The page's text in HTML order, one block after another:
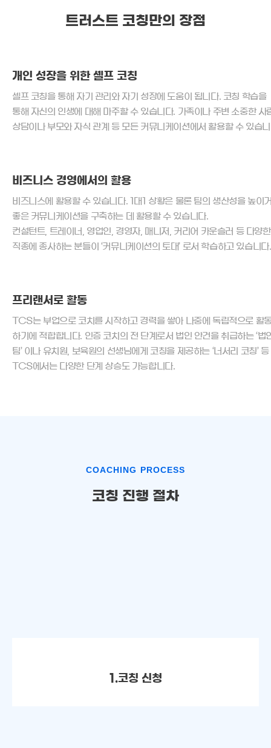
트러스트 코칭만의 장점
개인 성장을 위한 셀프 코칭
셀프 코칭을 통해 자기 관리와 자기 성장에 도움이 됩니다. 코칭 학습을
통해 자신의 인생에 대해 마주할 수 있습니다. 가족이나 주변 소중한 사
상담이나 부모와 자식 관계 등 모든 커뮤니케이션에서 활용할 수 있습
비즈니스 경영에서의 활용
비즈니스에 활용할 수 있습니다. 1대1 상황은 물론 팀의 생산성을 높이
좋은 커뮤니케이션을 구축하는 데 활용할 수 있습니다.
컨설턴트, 트레이너, 영업인, 경영자, 매니저, 커리어 카운슬러 등 다양한
직종에 종사하는 분들이 ‘커뮤니케이션의 토대’ 로서 학습하고 있습니다.
프리랜서로 활동
TCS는 부업으로 코치를 시작하고 경력을 쌓아 나중에 독립적으로 활
하기에 적합합니다. 인증 코치의 전 단계로서 법인 안건을 취급하는 ‘법
팀’ 이나 유치원, 보육원의 선생님에게 코칭을 제공하는 ‘너서리 코칭’ 등
TCS에서는 다양한 단계 상승도 가능합니다.
COACHING PROCESS
코칭 진행 절차
1.코칭 신청